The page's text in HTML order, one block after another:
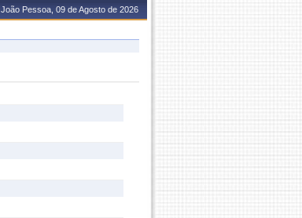
João Pessoa, 09 de Agosto de 2026